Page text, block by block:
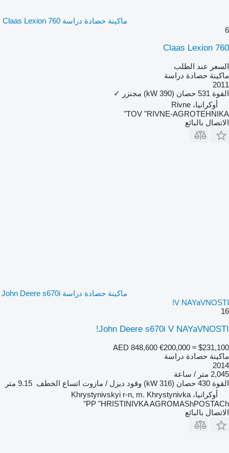
ماكينة حصادة دراسة Claas Lexion 760
6
Claas Lexion 760
السعر عند الطلب
ماكينة حصادة دراسة
2011
القوة 531 حصان (390 kW) مجنزر
✓
أوكرانيا، Rivne
TOV "RIVNE-AGROTEHNIKA"
الاتصال بالبائع
ماكينة حصادة دراسة John Deere s670i
V NAYaVNOSTI!
16
John Deere s670i V NAYaVNOSTI!
AED 848,600 €200,000 ≈ $231,100
ماكينة حصادة دراسة
2014
2,045 متر / ساعة
القوة 430 حصان (316 kW) وقود ديزل / مازوت اتساع الخطف 9.15 متر
أوكرانيا، Khrystynivskyi r-n, m. Khrystynivka
PP "HRISTINIVKA AGROMAShPOSTACh"
الاتصال بالبائع